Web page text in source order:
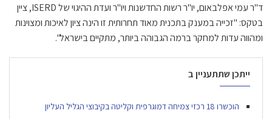
ד"ר עמי אפלבאום, יו"ר רשות החדשנות ויו"ר ועדת ההיגוי של ISERD, ציין
בטקס: "זכייה במענק בתכנית מאוד תחרותית זו הינה ציון לאיכות ומצוינות
ומהווה עדות למחקר ברמה הגבוהה ביותר, מתקיים בישראל".
ייתכן שתתעניין ב
הוכשרו 18 רכזי צמיחה דמוגרפית וקליטה בקיבוצי הגליל העליון